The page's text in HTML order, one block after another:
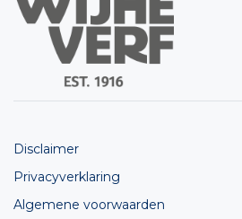
Disclaimer
Privacyverklaring
Algemene voorwaarden